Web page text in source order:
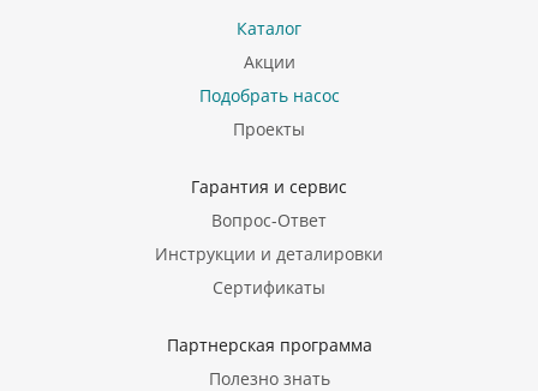
Каталог
Акции
Подобрать насос
Проекты
Гарантия и сервис
Вопрос-Ответ
Инструкции и деталировки
Сертификаты
Партнерская программа
Полезно знать